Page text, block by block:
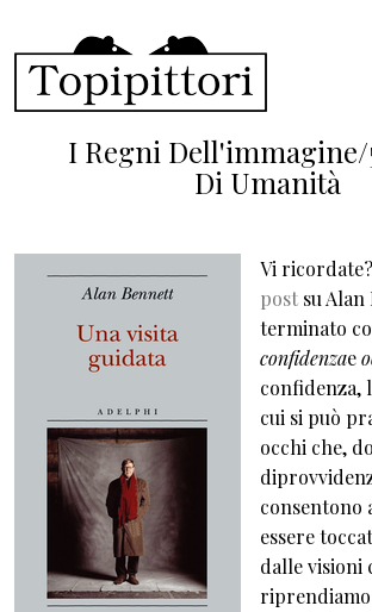
I Regni
Di Umanità
Vi ricordate?
post su Alan
terminato
confidenzae
confidenza,
cui si può
occhi che,
consentono
essere
dalle visioni